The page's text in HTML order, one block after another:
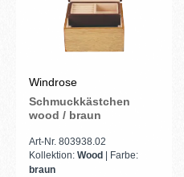
Windrose
Schmuckkästchen
wood / braun
Art-Nr. 803938.02
Kollektion: Wood
| Farbe:
braun